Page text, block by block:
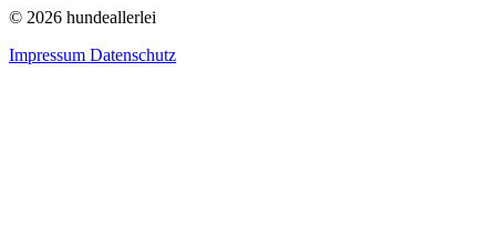
© 2026 hundeallerlei
Impressum Datenschutz